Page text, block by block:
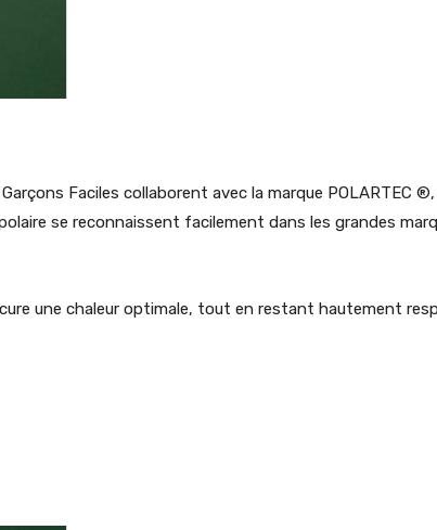
Faciles collaborent avec la marque POLARTEC ®,
se reconnaissent facilement dans les grandes
une chaleur optimale, tout en restant hautement